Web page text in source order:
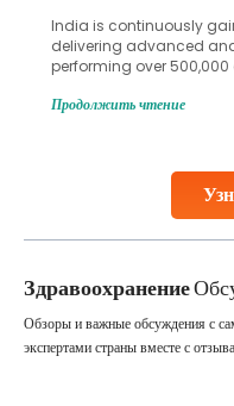
India is continuously
delivering advanced
performing over
globe are searching for
Studies, such as one
Продолжить чтение
Здравоохранение
Обзоры и важные обсуждения с
экспертами страны вместе с